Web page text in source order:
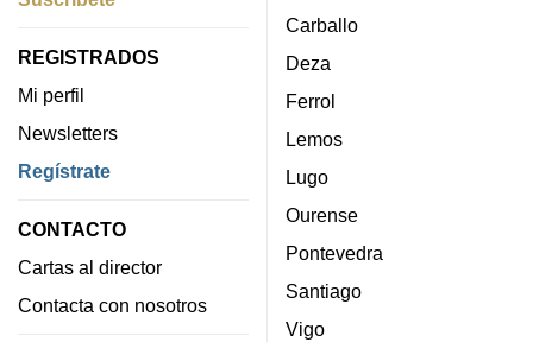
REGISTRADOS
Mi perfil
Newsletters
Regístrate
CONTACTO
Cartas al director
Contacta con nosotros
Carballo
Deza
Ferrol
Lemos
Lugo
Ourense
Pontevedra
Santiago
Vigo